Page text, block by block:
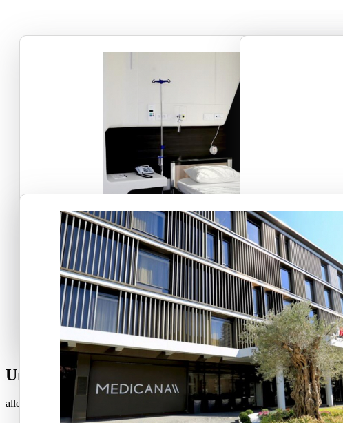
Unsere Projekte
alle Al-Kindi Saint James